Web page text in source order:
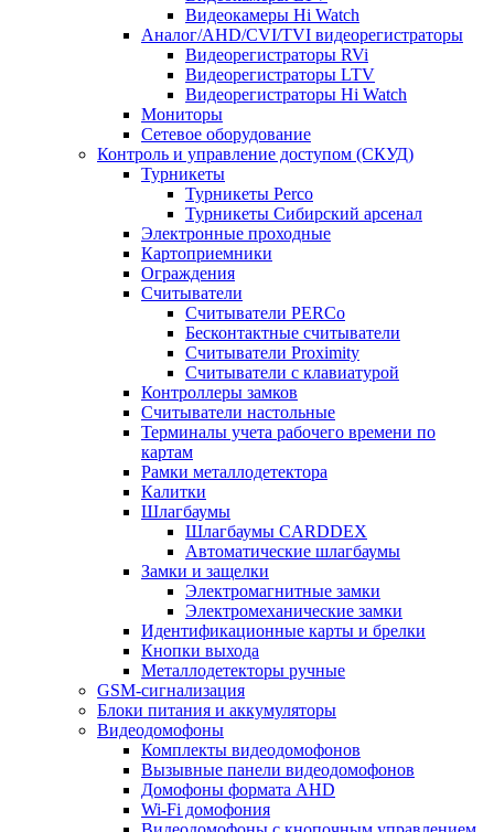
Видеокамеры Hi Watch
Аналог/AHD/CVI/TVI видеорегистраторы
Видеорегистраторы RVi
Видеорегистраторы LTV
Видеорегистраторы Hi Watch
Мониторы
Сетевое оборудование
Контроль и управление доступом (СКУД)
Турникеты
Турникеты Perco
Турникеты Сибирский арсенал
Электронные проходные
Картоприемники
Ограждения
Считыватели
Считыватели PERCo
Бесконтактные считыватели
Считыватели Proximity
Считыватели с клавиатурой
Контроллеры замков
Считыватели настольные
Терминалы учета рабочего времени по
картам
Рамки металлодетектора
Калитки
Шлагбаумы
Шлагбаумы CARDDEX
Автоматические шлагбаумы
Замки и защелки
Электромагнитные замки
Электромеханические замки
Идентификационные карты и брелки
Кнопки выхода
Металлодетекторы ручные
GSM-сигнализация
Блоки питания и аккумуляторы
Видеодомофоны
Комплекты видеодомофонов
Вызывные панели видеодомофонов
Домофоны формата AHD
Wi-Fi домофония